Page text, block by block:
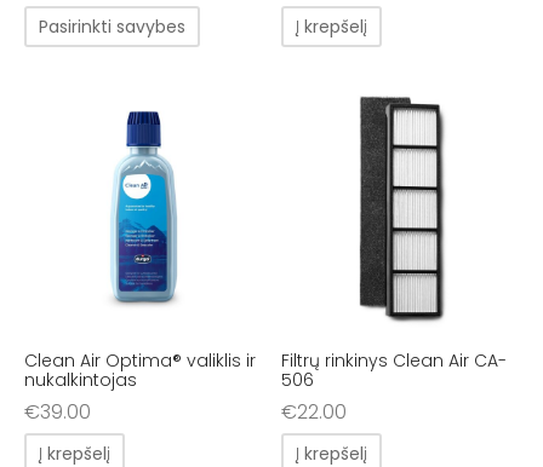
Pasirinkti savybes Į krepšelį
Clean Air Optima® valiklis ir
nukalkintojas
€39.00
Į krepšelį
Filtrų rinkinys Clean Air CA-
506
€22.00
Į krepšelį